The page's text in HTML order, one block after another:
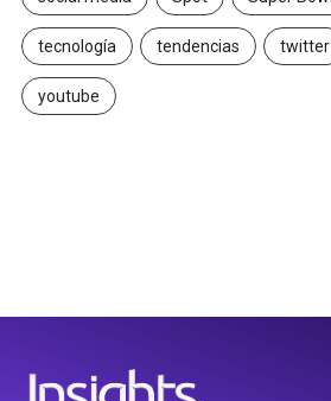
tecnología tendencias twitter
youtube